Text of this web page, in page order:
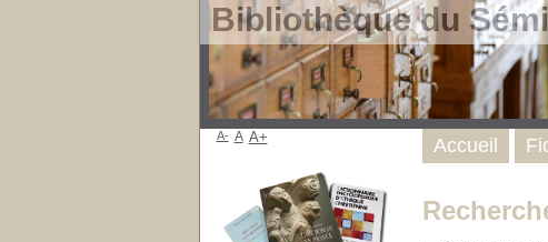
Bibliothèque du
Accueil
A- A A+